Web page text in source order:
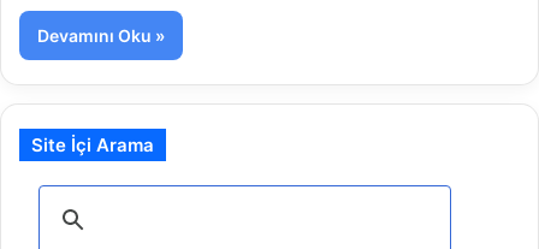
Devamını Oku »
Site İçi Arama